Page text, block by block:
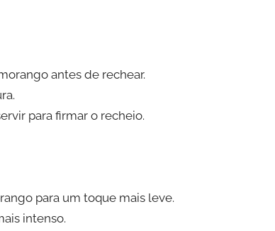
antes de rechear.
para firmar o recheio.
para um toque mais leve.
intenso.